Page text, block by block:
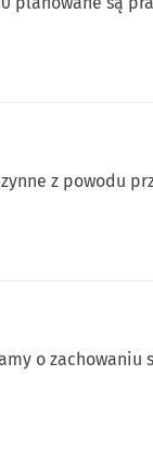
z powodu
o zachowaniu